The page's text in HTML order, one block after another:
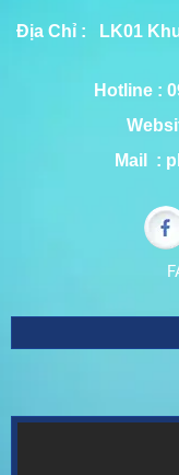
Địa Chỉ : LK01
Hotline :
Mail :